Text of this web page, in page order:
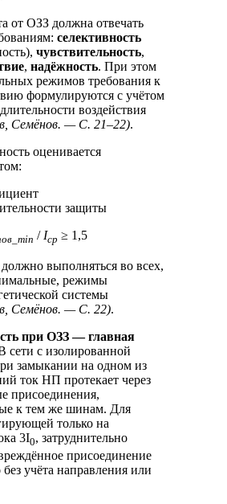
от ОЗЗ должна отвечать
селективность
чувствительность,
, надёжность. При этом
режимов требования к
формулируются с учётом
воздействия
Семёнов. — С. 21–22).
оценивается
защиты
/ Iср ≥ 1,5
выполняться во всех,
режимы
системы
Семёнов. — С. 22).
при ОЗЗ — главная
сети с изолированной
замыкании на одном из
ток НП протекает через
присоединения,
к тем же шинам. Для
только на
3I0, затруднительно
присоединение
без учёта направления или